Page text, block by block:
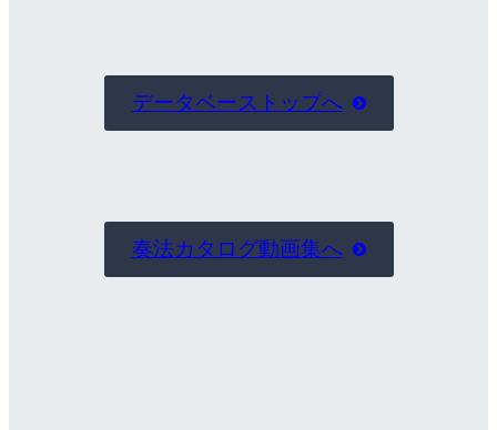
データベーストップへ 
奏法カタログ動画集へ 